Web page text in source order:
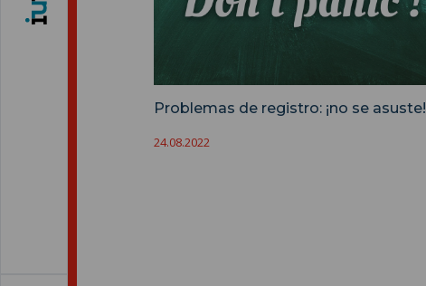
Problemas de registro: ¡no se asuste!
24.08.2022